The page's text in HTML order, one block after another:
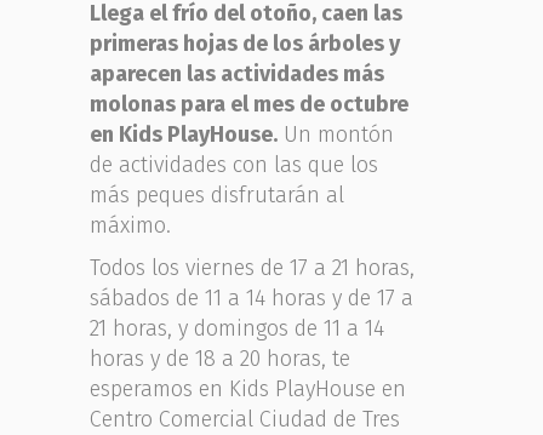
Llega el frío del otoño, caen las
primeras hojas de los árboles y
aparecen las actividades más
molonas para el mes de octubre
en Kids PlayHouse. Un montón
de actividades con las que los
más peques disfrutarán al
máximo.
Todos los viernes de 17 a 21 horas,
sábados de 11 a 14 horas y de 17 a
21 horas, y domingos de 11 a 14
horas y de 18 a 20 horas, te
esperamos en Kids PlayHouse en
Centro Comercial Ciudad de Tres